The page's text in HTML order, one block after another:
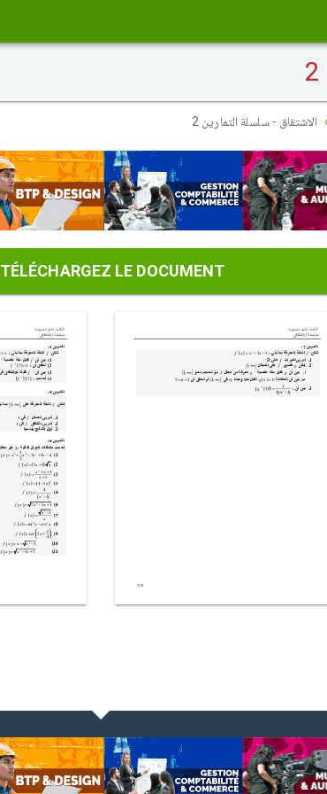
الاشتقاق - سلسلة التمارين 2
TÉLÉCHARGEZ LE DOCUMENT